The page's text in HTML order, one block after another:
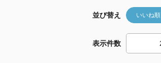
並び替え いいね順
表示件数